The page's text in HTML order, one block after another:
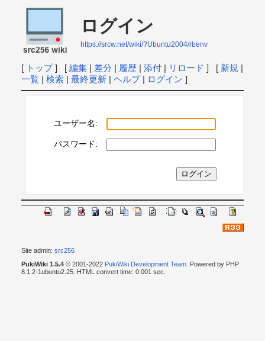
ログイン
https://srcw.net/wiki/?Ubuntu2004/rbenv
[ トップ] [ 編集| 差分 | 履歴| 添付| リロード ] [ 新規 |
一覧| 検索| 最終更新| ヘルプ| ログイン ]
ユーザー名:
パスワード:
Site admin: src256
PukiWiki 1.5.4© 2001-2022 PukiWiki Development Team. Powered by PHP
8.1.2-1ubuntu2.25. HTML convert time: 0.001 sec.